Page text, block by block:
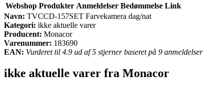
Webshop Produkter Anmeldelser Bedømmelse Link
Navn: TVCCD-157SET Farvekamera dag/nat
Kategori: ikke aktuelle varer
Producent: Monacor
Varenummer: 183690
EAN: Vurderet til 4.9 ud af 5 stjerner baseret på 9 anmeldelser
ikke aktuelle varer fra Monacor